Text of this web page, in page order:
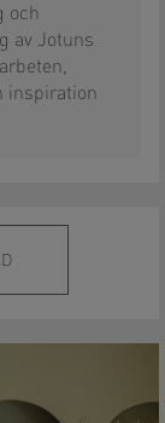
och
av Jotuns
inspiration